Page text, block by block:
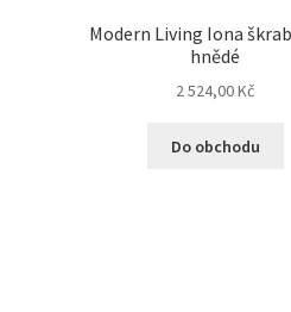
Modern Living Iona
hnědé
2 524,00Kč
Do obchodu